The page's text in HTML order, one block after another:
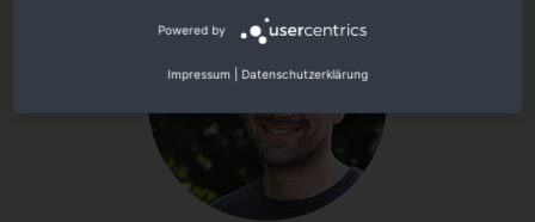
Powered by
Impressum Datenschutzerklärung